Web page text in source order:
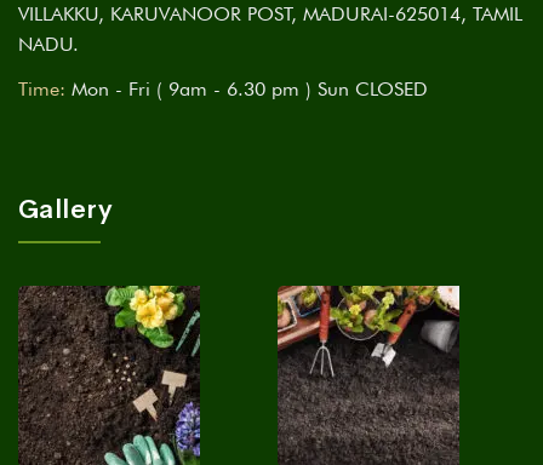
VILLAKKU, KARUVANOOR POST, MADURAI-625014, TAMIL
NADU.
Time: Mon - Fri ( 9am - 6.30 pm ) Sun CLOSED
Gallery